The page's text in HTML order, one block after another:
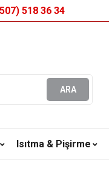
518 36 34
ARA
Isıtma & Pişirme